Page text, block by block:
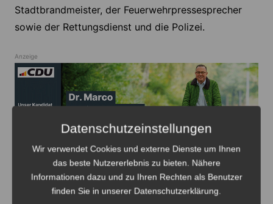
Stadtbrandmeister, der Feuerwehrpressesprecher
sowie der Rettungsdienst und die Polizei.
Anzeige
Datenschutzeinstellungen
Wir verwendet Cookies und externe Dienste um Ihnen
das beste Nutzererlebnis zu bieten. Nähere
Informationen dazu und zu Ihren Rechten als Benutzer
finden Sie in unserer Datenschutzerklärung.